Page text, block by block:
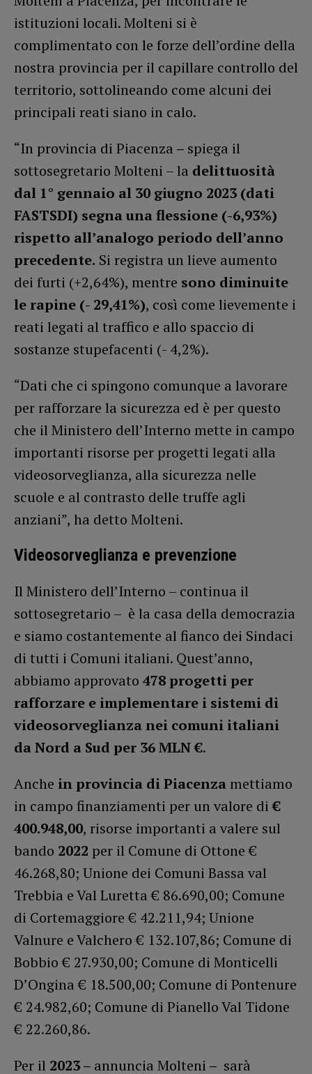
istituzioni locali. Molteni si è
complimentato con le forze dell’ordine della
nostra provincia per il capillare controllo del
territorio, sottolineando come alcuni dei
principali reati siano in calo.
“In provincia di Piacenza – spiega il
sottosegretario Molteni – la delittuosità
dal 1° gennaio al 30 giugno 2023 (dati
FASTSDI) segna una flessione (-6,93%)
rispetto all’analogo periodo dell’anno
precedente. Si registra un lieve aumento
dei furti (+2,64%), mentre sono diminuite
le rapine (- 29,41%), così come lievemente i
reati legati al traffico e allo spaccio di
sostanze stupefacenti (- 4,2%).
“Dati che ci spingono comunque a lavorare
per rafforzare la sicurezza ed è per questo
che il Ministero dell’Interno mette in campo
importanti risorse per progetti legati alla
videosorveglianza, alla sicurezza nelle
scuole e al contrasto delle truffe agli
anziani”, ha detto Molteni.
Videosorveglianza e prevenzione
Il Ministero dell’Interno – continua il
sottosegretario – è la casa della democrazia
e siamo costantemente al fianco dei Sindaci
di tutti i Comuni italiani. Quest’anno,
abbiamo approvato 478 progetti per
rafforzare e implementare i sistemi di
videosorveglianza nei comuni italiani
da Nord a Sud per 36 MLN€.
Anche in provincia di Piacenza mettiamo
in campo finanziamenti per un valore di€
400.948,00, risorse importanti a valere sul
bando 2022 per il Comune di Ottone €
46.268,80; Unione dei Comuni Bassa val
Trebbia e Val Luretta € 86.690,00; Comune
di Cortemaggiore € 42.211,94; Unione
Valnure e Valchero € 132.107,86; Comune di
Bobbio € 27.930,00; Comune di Monticelli
D’Ongina € 18.500,00; Comune di Pontenure
€ 24.982,60; Comune di Pianello Val Tidone
€ 22.260,86.
Per il 2023 – annuncia Molteni – sarà